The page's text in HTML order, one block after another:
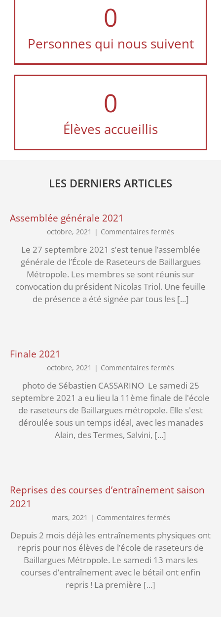
0
Personnes qui nous suivent
0
Élèves accueillis
LES DERNIERS ARTICLES
Assemblée générale 2021
octobre, 2021 | Commentaires fermés
générale
2021
Le 27 septembre 2021 s’est tenue l’assemblée
générale de l’École de Raseteurs de Baillargues
Métropole. Les membres se sont réunis sur
convocation du président Nicolas Triol. Une feuille
de présence a été signée par tous les [...]
Finale 2021
octobre, 2021 | Commentaires fermés
2021
photo de Sébastien CASSARINO Le samedi 25
septembre 2021 a eu lieu la 11ème finale de l'école
de raseteurs de Baillargues métropole. Elle s'est
déroulée sous un temps idéal, avec les manades
Alain, des Termes, Salvini, [...]
Reprises des courses d’entraînement saison
2021
mars, 2021 | Commentaires ferméssur
des
courses
d’entraînement
saison
Depuis 2 mois déjà les entraînements physiques ont
repris pour nos élèves de l’école de raseteurs de
Baillargues Métropole. Le samedi 13 mars les
courses d’entraînement avec le bétail ont enfin
repris ! La première [...]